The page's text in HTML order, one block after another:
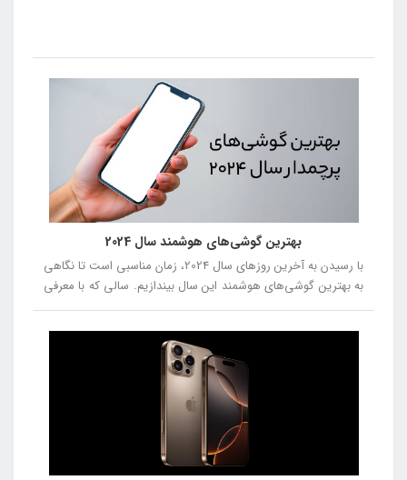
بهترین گوشی‌های هوشمند سال 2024
با رسیدن به آخرین روزهای سال 2024، زمان مناسبی است تا نگاهی
به بهترین گوشی‌های هوشمند این سال بیندازیم. سالی که با معرفی
مدل‌های جدید و نوآورانه، دنیای فناوری را تحت تأثیر قرار داد. از
دستگاه‌هایی با عملکرد بی‌نظیر، این سال با رقابت سختی بین
برندهای مختلف همراه بود. در این مقاله، بهترین گوشی‌های سال
2024 را از شماره 5 تا شماره 1 معرفی خواهیم کرد، تا شما بتوانید با
توجه به نقاط قوت و ضعف هر مدل، انتخاب بهتری داشته باشید.